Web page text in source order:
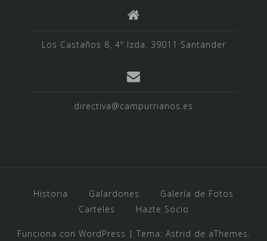
Los Castaños 8, 4º Izda. 39011 Santander
directiva@campurrianos.es
Historia Galardones
Galería de Fotos
Carteles
Hazte Socio
Funciona con WordPress | Tema: Astrid de aThemes.